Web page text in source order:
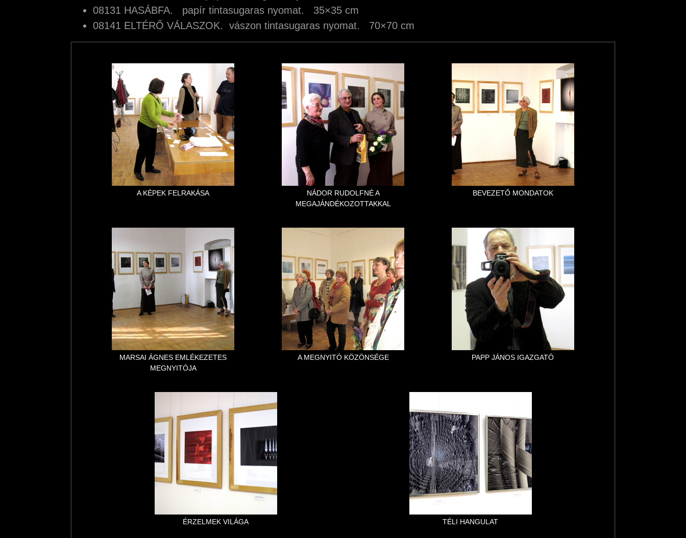
08131 HASÁBFA. papír tintasugaras nyomat. 35×35 cm
08141 ELTÉRŐ VÁLASZOK. vászon tintasugaras nyomat. 70×70 cm
A KÉPEK FELRAKÁSA
NÁDOR RUDOLFNÉ A
MEGAJÁNDÉKOZOTTAKKAL
BEVEZETŐ MONDATOK
MARSAI ÁGNES EMLÉKEZETES
MEGNYITÓJA
A MEGNYITÓ KÖZÖNSÉGE PAPP JÁNOS IGAZGATÓ
ÉRZELMEK VILÁGA TÉLI HANGULAT